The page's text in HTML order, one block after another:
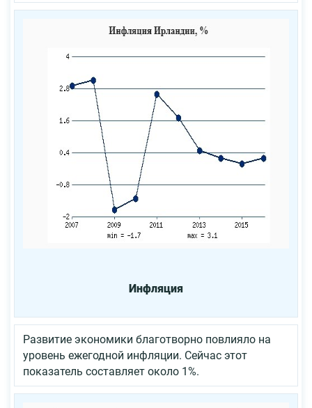
Инфляция
Развитие экономики благотворно повлияло на
уровень ежегодной инфляции. Сейчас этот
показатель составляет около 1%.